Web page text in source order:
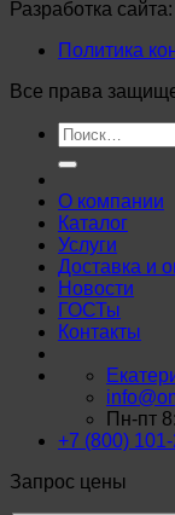
Разработка сайта:
Политика
Все права
Искать:
О компании
Каталог
Услуги
Доставка и
Новости
ГОСТы
Контакты
Пн-пт
+7 (800)
Запрос цены